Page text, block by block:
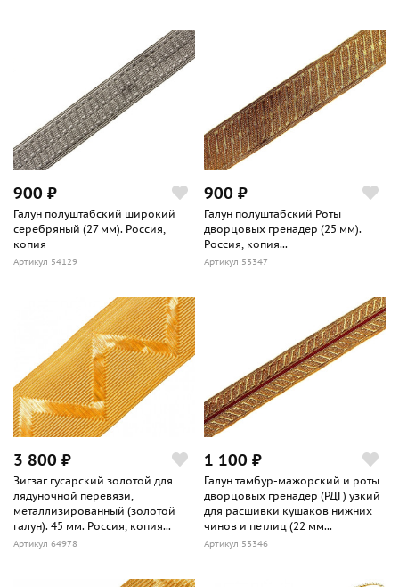
900 ₽
Галун полуштабский широкий
серебряный (27 мм). Россия,
копия
Артикул 54129
900 ₽
Галун полуштабский Роты
дворцовых гренадер (25 мм).
Россия, копия...
Артикул 53347
3 800 ₽
Зигзаг гусарский золотой для
лядуночной перевязи,
металлизированный (золотой
галун). 45 мм. Россия, копия...
Артикул 64978
1 100 ₽
Галун тамбур-мажорский и роты
дворцовых гренадер (РДГ) узкий
для расшивки кушаков нижних
чинов и петлиц (22 мм...
Артикул 53346